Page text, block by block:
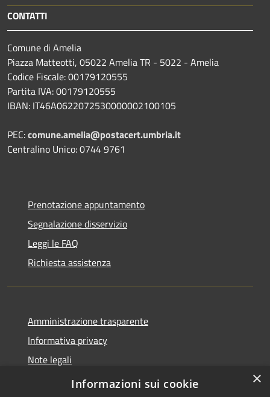
CONTATTI
Comune di Amelia
Piazza Matteotti, 05022 Amelia TR - 5022 - Amelia
Codice Fiscale: 00179120555
Partita IVA: 00179120555
IBAN: IT46A0622072530000002100105
PEC:comune.amelia@postacert.umbria.it
Centralino Unico: 0744 9761
Prenotazione appuntamento
Segnalazione disservizio
Leggi le FAQ
Richiesta assistenza
Amministrazione trasparente
Informativa privacy
Note legali
Dichiarazione di accessibilità
×
Informazioni sui cookie